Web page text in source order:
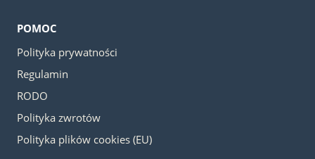
POMOC
Polityka prywatności
Regulamin
RODO
Polityka zwrotów
Polityka plików cookies (EU)